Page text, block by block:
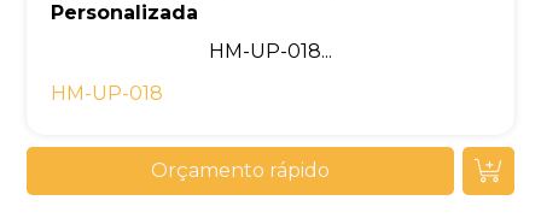
Personalizada
HM-UP-018...
HM-UP-018
Orçamento rápido